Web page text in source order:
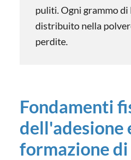
puliti. Ogni grammo
distribuito nella
perdite.
Fondamenti
dell'adesione
formazione